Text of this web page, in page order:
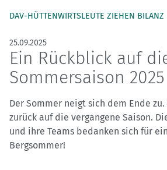
DAV-HÜTTENWIRTSLEUTE ZIEHEN BILANZ
25.09.2025
Ein Rückblick auf
Sommersaison 2025
Der Sommer neigt sich dem Ende
zurück auf die vergangene Saison.
und ihre Teams bedanken sich für
Bergsommer!